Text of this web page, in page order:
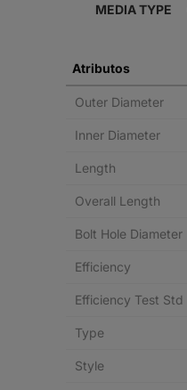
MEDIA TYPE
Atributos
Outer Diameter
Inner Diameter
Length
Overall Length
Bolt Hole Diameter
Efficiency
Efficiency Test Std
Type
Style